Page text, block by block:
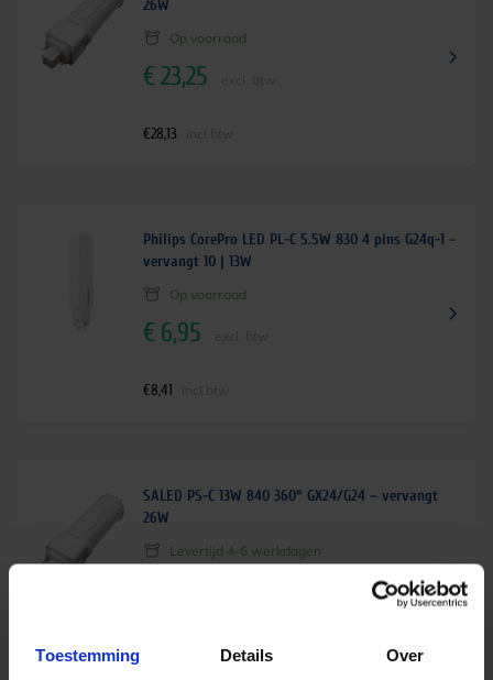
Toestemming Details Over
26W
Op voorraad
€23,25
€28,13
Philips CorePro LED PL-C 5.5W 830 4 pins G24q-1 –
vervangt 10 | 13W
Op voorraad
€ 6,95
€8,41
SALED PS-C 13W 840 360° GX24/G24 – vervangt
26W
Levertijd 4-6 werkdagen
incl.btw